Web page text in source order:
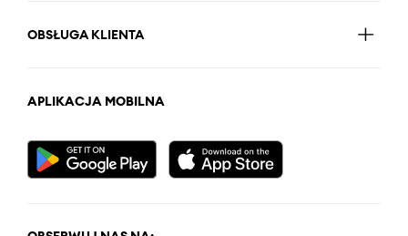
OBSŁUGA KLIENTA
APLIKACJA MOBILNA